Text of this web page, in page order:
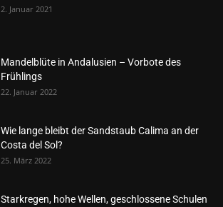
2. Januar 2021
Mandelblüte in Andalusien – Vorbote des
Frühlings
22. Januar 2022
Wie lange bleibt der Sandstaub Calima an der
Costa del Sol?
25. März 2022
Starkregen, hohe Wellen, geschlossene Schulen